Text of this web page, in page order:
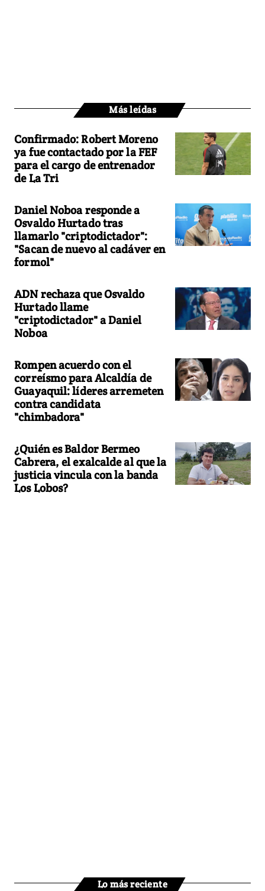
Más leídas
Confirmado: Robert Moreno
ya fue contactado por la FEF
para el cargo de entrenador
de La Tri
Daniel Noboa responde a
Osvaldo Hurtado tras
llamarlo "criptodictador":
"Sacan de nuevo al cadáver en
formol"
ADN rechaza que Osvaldo
Hurtado llame
"criptodictador" a Daniel
Noboa
Rompen acuerdo con el
correísmo para Alcaldía de
Guayaquil: líderes arremeten
contra candidata
"chimbadora"
¿Quién es Baldor Bermeo
Cabrera, el exalcalde al que la
justicia vincula con la banda
Los Lobos?
Lo más reciente